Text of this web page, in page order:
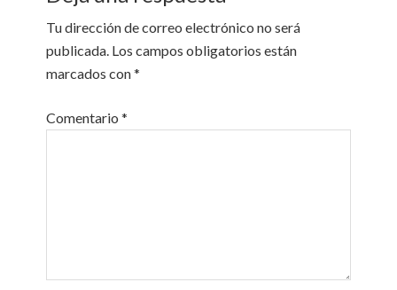
Tu dirección de correo electrónico no será
publicada. Los campos obligatorios están
marcados con*
Comentario*